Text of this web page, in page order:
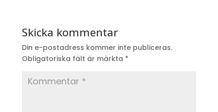
Skicka kommentar
Din e-postadress kommer inte publiceras.
Obligatoriska fält är märkta *